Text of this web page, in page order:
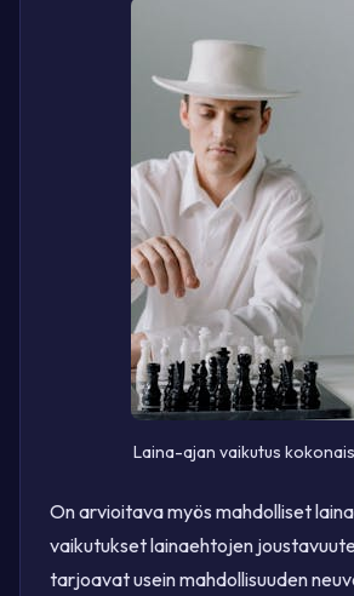
Laina-ajan vaikutus
On arvioitava myös mahdolliset
vaikutukset lainaehtojen
tarjoavat usein mahdollisuuden